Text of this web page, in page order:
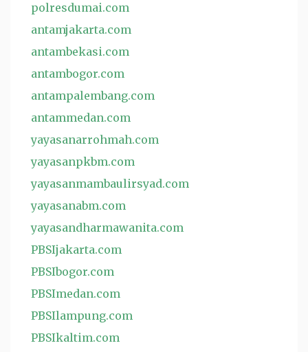
polresdumai.com
antamjakarta.com
antambekasi.com
antambogor.com
antampalembang.com
antammedan.com
yayasanarrohmah.com
yayasanpkbm.com
yayasanmambaulirsyad.com
yayasanabm.com
yayasandharmawanita.com
PBSIjakarta.com
PBSIbogor.com
PBSImedan.com
PBSIlampung.com
PBSIkaltim.com